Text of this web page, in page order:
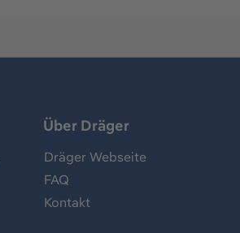
Über Dräger
Dräger Webseite
FAQ
Kontakt